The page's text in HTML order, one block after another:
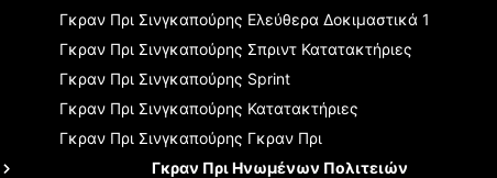
Γκραν Πρι Σινγκαπούρης Ελεύθερα Δοκιμαστικά 1
Γκραν Πρι Σινγκαπούρης Σπριντ Κατατακτήριες
Γκραν Πρι Σινγκαπούρης Sprint
Γκραν Πρι Σινγκαπούρης Κατατακτήριες
Γκραν Πρι Σινγκαπούρης Γκραν Πρι
Γκραν Πρι Ηνωμένων Πολιτειών